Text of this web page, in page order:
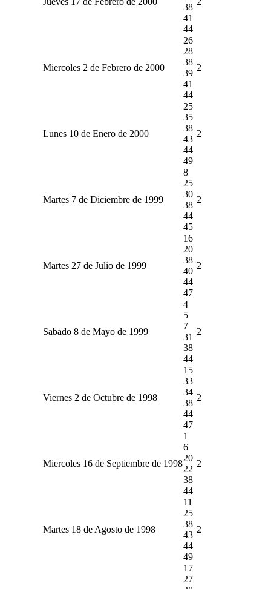
38
41
44
Miercoles 2 de Febrero de 2000
26
28
38
39
41
44
2
Lunes 10 de Enero de 2000
25
35
38
43
44
49
2
Martes 7 de Diciembre de 1999
8
25
30
38
44
45
2
Martes 27 de Julio de 1999
16
20
38
40
44
47
2
Sabado 8 de Mayo de 1999
4
5
7
31
38
44
2
Viernes 2 de Octubre de 1998
15
33
34
38
44
47
2
Miercoles 16 de Septiembre de 1998
1
6
20
22
38
44
2
Martes 18 de Agosto de 1998
11
25
38
43
44
49
2
17
27